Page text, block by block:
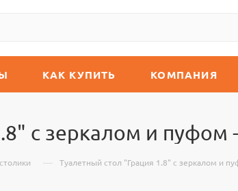
КАК КУПИТЬ КОМПАНИЯ
с зеркалом и
— Туалетный стол "Грация 1.8" с зеркалом и